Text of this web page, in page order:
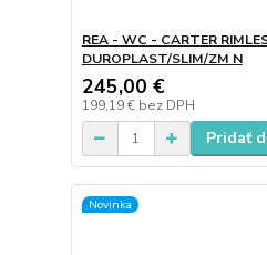
REA - WC - CARTER
DUROPLAST/SLIM/ZM N
245,00 €
199,19 € bez DPH
Pridať
Novinka